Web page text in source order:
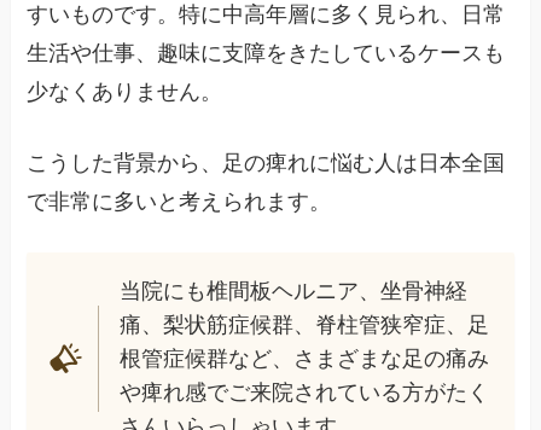
すいものです。特に中高年層に多く見られ、日常
生活や仕事、趣味に支障をきたしているケースも
少なくありません。
こうした背景から、足の痺れに悩む人は日本全国
で非常に多いと考えられます。
当院にも椎間板ヘルニア、坐骨神経
痛、梨状筋症候群、脊柱管狭窄症、足
根管症候群など、さまざまな足の痛み
や痺れ感でご来院されている方がたく